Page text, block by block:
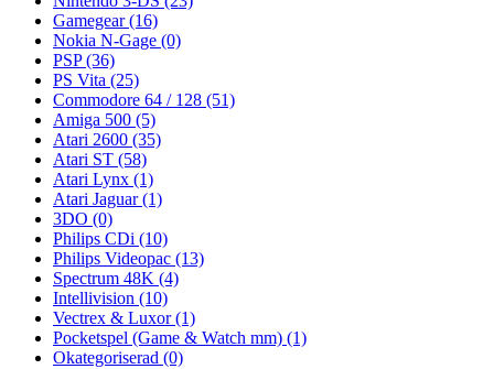
Gamegear(16)
Nokia N-Gage (0)
PSP(36)
PS Vita (25)
Commodore 64 / 128 (51)
Amiga 500 (5)
Atari 2600 (35)
Atari ST (58)
Atari Lynx (1)
Atari Jaguar(1)
3DO (0)
Philips CDi (10)
Philips Videopac (13)
Spectrum 48K (4)
Intellivision (10)
Vectrex & Luxor(1)
Pocketspel (Game & Watch mm) (1)
Okategoriserad (0)